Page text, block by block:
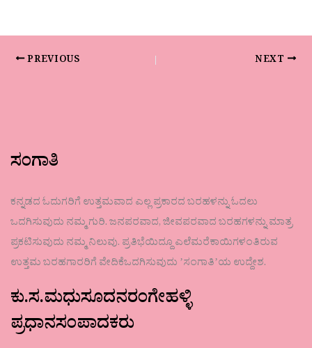
PREVIOUS NEXT
ಸಂಗಾತಿ
ಕನ್ನಡದ ಓದುಗರಿಗೆ ಉತ್ತಮವಾದ ಎಲ್ಲ ಪ್ರಕಾರದ ಬರಹಳನ್ನು ಓದಲು
ಒದಗಿಸುವುದು ನಮ್ಮ ಗುರಿ. ಜನಪರವಾದ, ಜೀವಪರವಾದ ಬರಹಗಳನ್ನು ಮಾತ್ರ
ಪ್ರಕಟಿಸುವುದು ನಮ್ಮ ನಿಲುವು. ಪ್ರತಿಭೆಯಿದ್ದೂ ಎಲೆಮರೆಕಾಯಿಗಳಂತಿರುವ
ಉತ್ತಮ ಬರಹಗಾರರಿಗೆ ವೇದಿಕೆಒದಗಿಸುವುದು ʼಸಂಗಾತಿʼಯ ಉದ್ದೇಶ.
ಕು.ಸ.ಮಧುಸೂದನರಂಗೇಹಳ್ಳಿ
ಪ್ರಧಾನಸಂಪಾದಕರು